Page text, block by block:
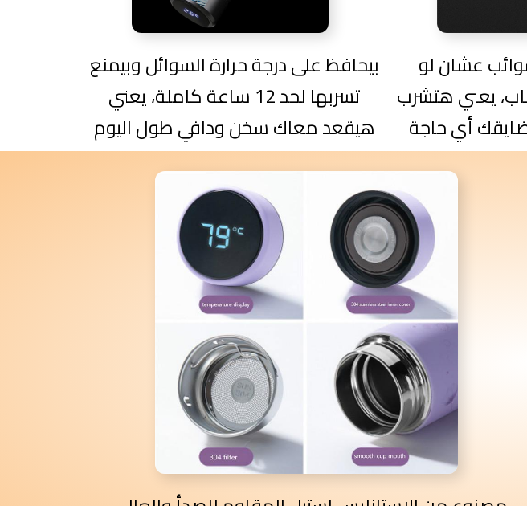
بيحافظ على درجة حرارة السوائل وبيمنع
تسربها لحد 12 ساعة كاملة، يعني
هيقعد معاك سخن ودافي طول اليوم
عشان لو
يعني هتشرب
أي حاجة